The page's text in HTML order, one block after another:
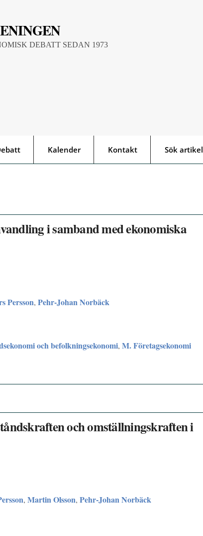
DEBATT SEDAN 1973
Kalender Kontakt Sök artikel
i samband med ekonomiska
Persson, Pehr-Johan Norbäck
och befolkningsekonomi, M. Företagsekonomi
och omställningskraften i
, Martin Olsson, Pehr-Johan Norbäck